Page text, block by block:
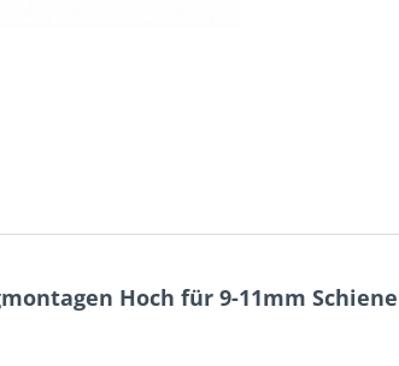
Hoch für 9-11mm Schiene